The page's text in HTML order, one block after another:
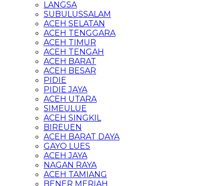
LANGSA
SUBULUSSALAM
ACEH SELATAN
ACEH TENGGARA
ACEH TIMUR
ACEH TENGAH
ACEH BARAT
ACEH BESAR
PIDIE
PIDIE JAYA
ACEH UTARA
SIMEULUE
ACEH SINGKIL
BIREUEN
ACEH BARAT DAYA
GAYO LUES
ACEH JAYA
NAGAN RAYA
ACEH TAMIANG
BENER MERIAH